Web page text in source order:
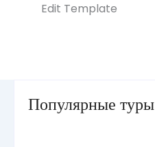
Edit Template
Популярные туры